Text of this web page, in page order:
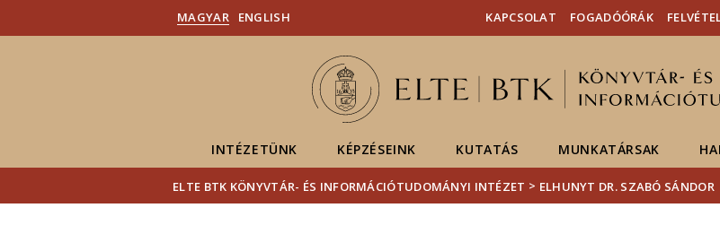
Hírek
Események
ELTE a
MAGYAR ENGLISH KAPCSOLAT FOGADÓÓRÁK
INTÉZETÜNK KÉPZÉSEINK KUTATÁS MUNKATÁRSAK
ELTE BTK KÖNYVTÁR- ÉS INFORMÁCIÓTUDOMÁNYI INTÉZET > ELHUNYT DR. SZABÓ SÁNDOR